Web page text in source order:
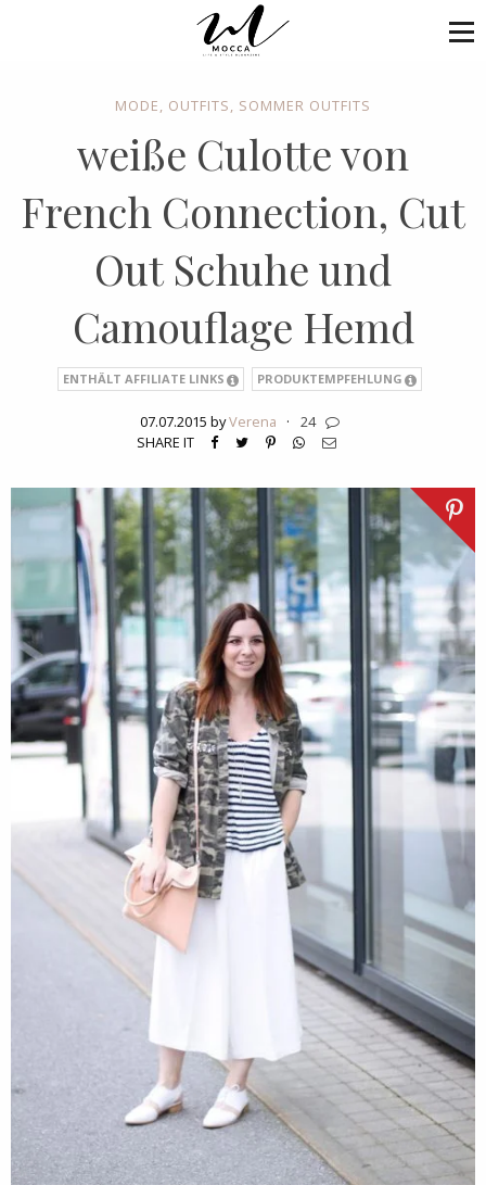
MODE, OUTFITS, SOMMER OUTFITS
weiße Culotte von
French Connection, Cut
Out Schuhe und
Camouflage Hemd
ENTHÄLT AFFILIATE LINKS PRODUKTEMPFEHLUNG
07.07.2015 byVerena ·
24
SHARE IT